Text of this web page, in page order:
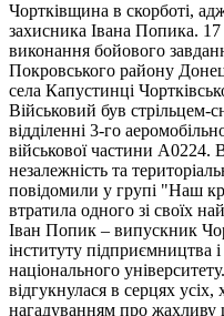
Чортківщина в скорботі,
захисника Івана Попика.
виконання бойового
Покровського району
села Капустинці
Військовий був стрільцем-
відділенні 3-го
військової частини А0224.
незалежність та
повідомили у групі "Наш
втратила одного зі своїх
Іван Попик – випускник
інституту підприємництва і
національного
відгукнулася в серцях усіх,
нагадуванням про жахливу